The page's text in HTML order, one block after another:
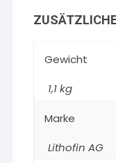
Gewicht
1,1 kg
Marke
Lithofin AG